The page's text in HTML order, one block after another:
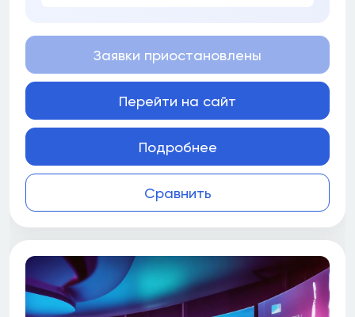
Сравнить
Заявки приостановлены
Перейти на сайт
Подробнее